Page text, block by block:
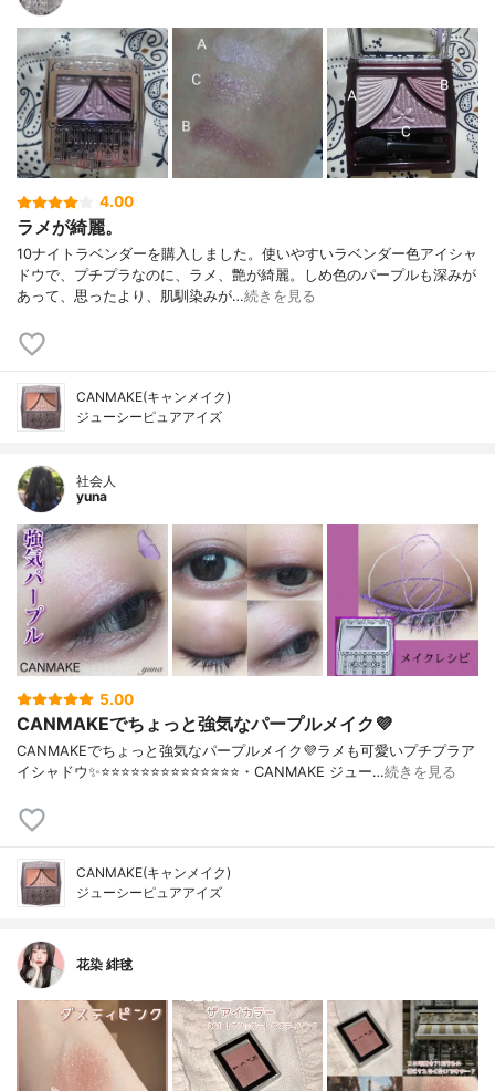
4.00
ラメが綺麗。
10ナイトラベンダーを購入しました。使いやすいラベンダー色アイシャ
ドウで、プチプラなのに、ラメ、艶が綺麗。しめ色のパープルも深みが
あって、思ったより、肌馴染みが…続きを見る
CANMAKE(キャンメイク)
ジューシーピュアアイズ
社会人
yuna
5.00
CANMAKEでちょっと強気なパープルメイク💜
CANMAKEでちょっと強気なパープルメイク💜ラメも可愛いプチプラア
イシャドウ✨⭐️⭐️⭐️⭐️⭐️⭐️⭐️⭐️⭐️⭐️⭐️⭐️⭐️⭐️・CANMAKE ジュー…続きを見る
CANMAKE(キャンメイク)
ジューシーピュアアイズ
花染 緋毬